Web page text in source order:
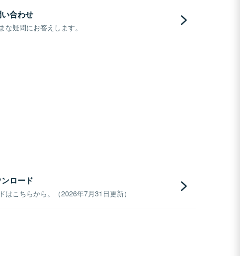
合わせ
疑問にお答えします。
ロード
はこちらから。（2026年7月31日更新）